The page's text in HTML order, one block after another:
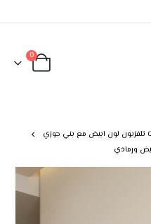
0
تلفزيون لون ابيض مع بني جوزي
ورمادي